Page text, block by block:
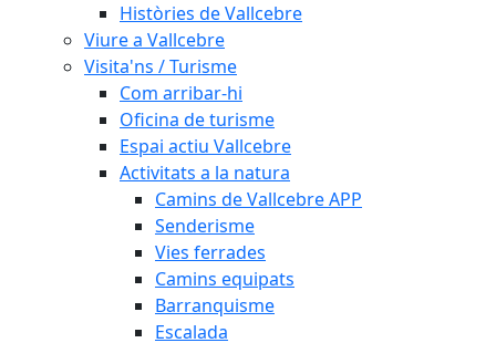
Històries de Vallcebre
Viure a Vallcebre
Visita'ns / Turisme
Com arribar-hi
Oficina de turisme
Espai actiu Vallcebre
Activitats a la natura
Camins de Vallcebre APP
Senderisme
Vies ferrades
Camins equipats
Barranquisme
Escalada